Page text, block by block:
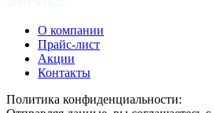
О компании
Прайс-лист
Акции
Контакты
Политика конфиденциальности: